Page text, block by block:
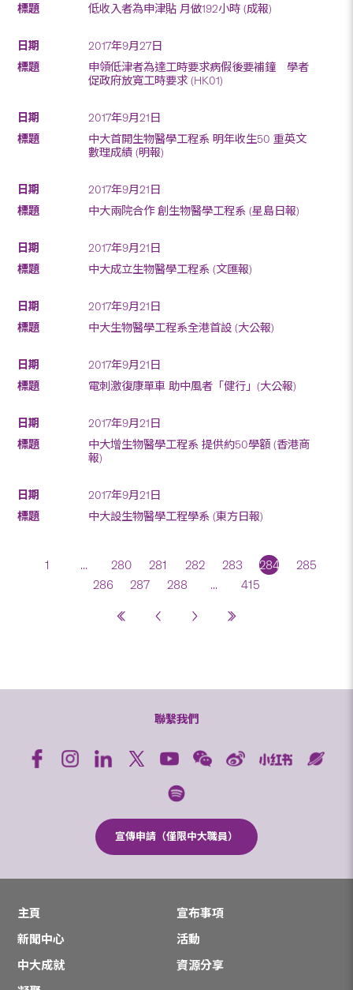
低收入者為申津貼 月做192小時 (成報)
2017年9月27日
申領低津者為達工時要求病假後要補鐘 學者
促政府放寬工時要求 (HK01)
2017年9月21日
中大首開生物醫學工程系 明年收生50 重英文
數理成績 (明報)
2017年9月21日
中大兩院合作 創生物醫學工程系 (星島日報)
2017年9月21日
中大成立生物醫學工程系 (文匯報)
2017年9月21日
中大生物醫學工程系全港首設 (大公報)
2017年9月21日
電刺激復康單車 助中風者「健行」(大公報)
2017年9月21日
中大增生物醫學工程系 提供約50學額 (香港商
報)
2017年9月21日
中大設生物醫學工程學系 (東方日報)
1 ... 280 281 282 283 284
285
286
287 288 ... 415
聯繫我們
宣傳申請（僅限中大職員）
主頁
宣布事項
新聞中心
活動
中大成就
資源分享